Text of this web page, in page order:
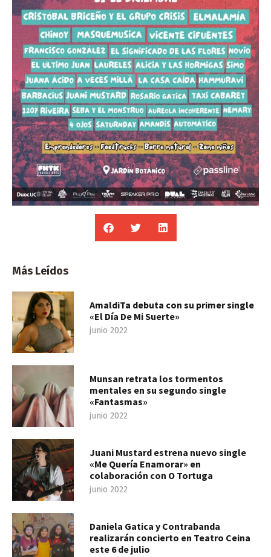
Más Leídos
AmaldiTa debuta con su primer single
«El Día De Mi Suerte»
junio 2022
Munsan retrata los tormentos
mentales en su segundo single
«Fantasmas»
junio 2022
Juani Mustard estrena nuevo single
«Me Quería Enamorar» en
colaboración con O Tortuga
junio 2022
Daniela Gatica y Contrabanda
realizarán concierto en Teatro Ceina
este 6 de julio